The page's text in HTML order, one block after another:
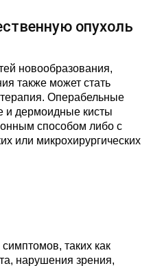
опухоль
новообразования,
также может стать
Операбельные
и дермоидные кисты
способом либо с
или микрохирургических
таких как
нарушения зрения,